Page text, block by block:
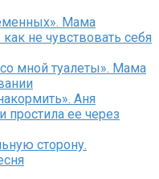
Мама
не чувствовать себя
мной туалеты». Мама
Аня
ее через
сторону.